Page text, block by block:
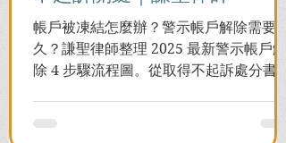
帳戶被凍結怎麼辦？警示帳戶解除需要多
久？謙聖律師整理 2025 最新警示帳戶解
除 4 步驟流程圖。從取得不起訴處分書到